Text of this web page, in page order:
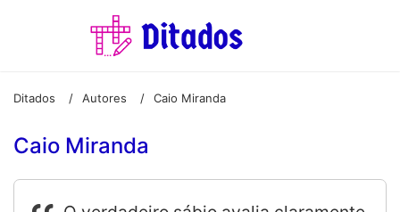
Ditados / Autores / Caio Miranda
Caio Miranda